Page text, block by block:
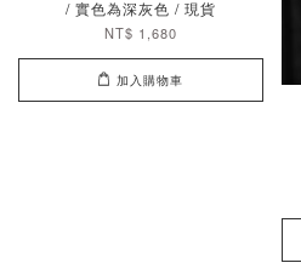
/ 實色為深灰色 / 現貨
NT$ 1,680
加入購物車